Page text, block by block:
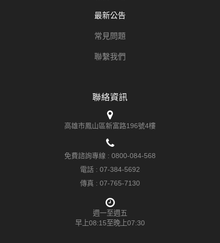
最新公告
常見問題
聯繫我們
聯絡資訊
高雄市鳳山區新富路196號4樓
免費諮詢專線 : 0800-084-568
電話 : 07-384-5692
傳真 : 07-765-7130
週一至週五
早上08:15至晚上07:30